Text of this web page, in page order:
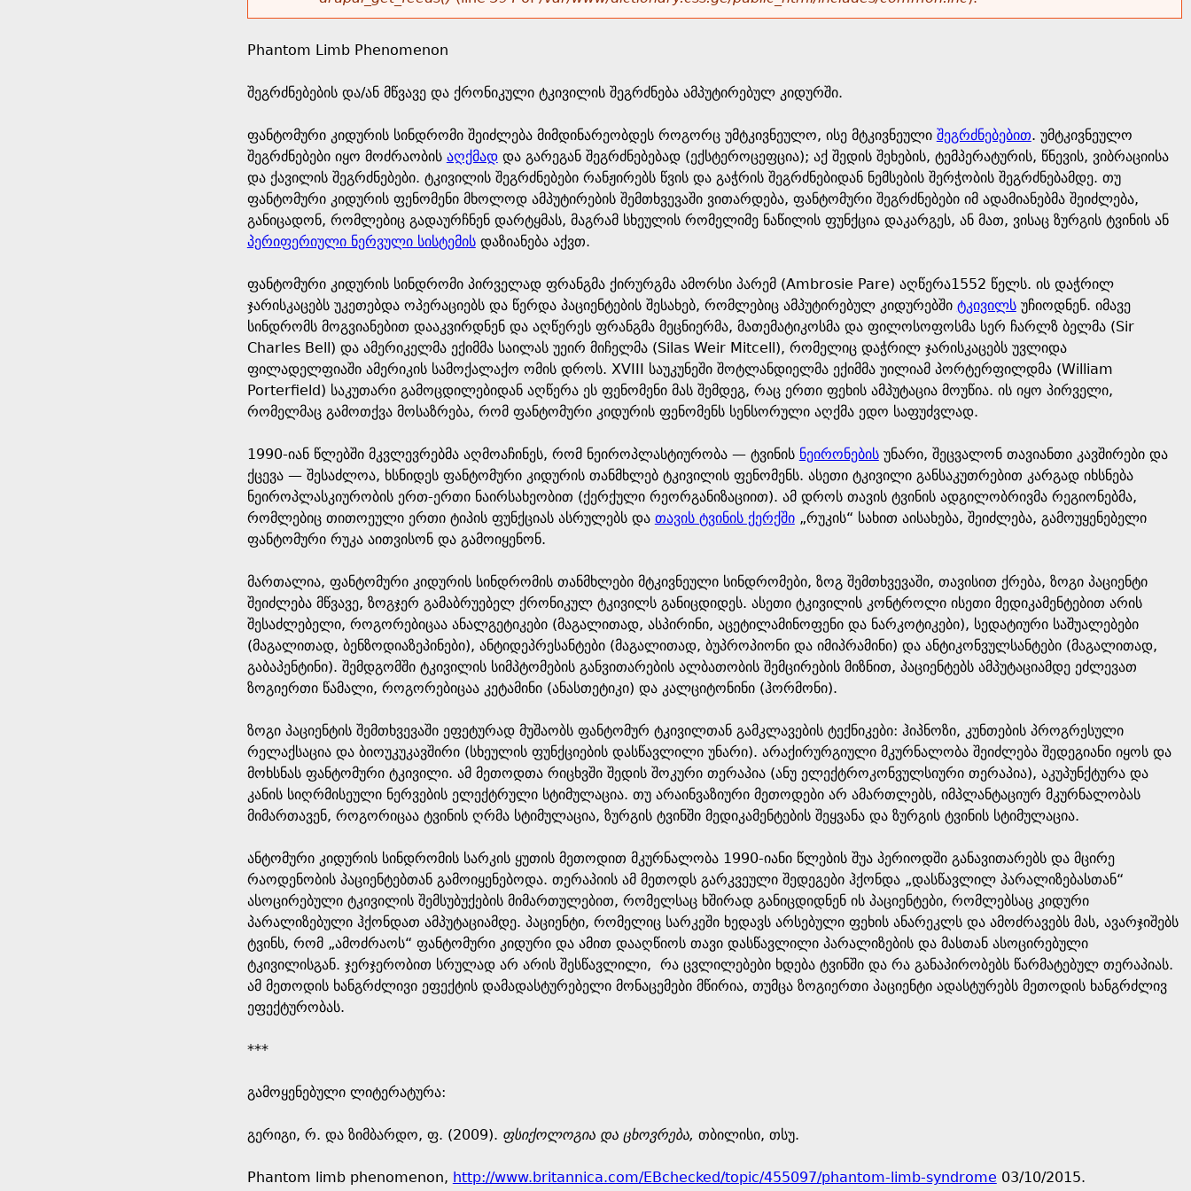
r
s
e
h
e
r
e
o
r
m
e
s
a
g
e
Phantom Limb Phenomenon
შეგრძნებების და/ან მწვავე და ქრონიკული ტკივილის შეგრძნება ამპუტირებულ კიდურში.
ფანტომური კიდურის სინდრომი შეიძლება მიმდინარეობდეს როგორც უმტკივნეულო, ისე მტკივნეული შეგრძნებებით. უმტკივნეულო
შეგრძნებები იყო მოძრაობის აღქმადდა გარეგან შეგრძნებებად (ექსტეროცეფცია); აქ შედის შეხების, ტემპერატურის, წნევის, ვიბრაციისა
და ქავილის შეგრძნებები. ტკივილის შეგრძნებები რანჟირებს წვის და გაჭრის შეგრძნებიდან ნემსების შერჭობის შეგრძნებამდე. თუ
ფანტომური კიდურის ფენომენი მხოლოდ ამპუტირების შემთხვევაში ვითარდება, ფანტომური შეგრძნებები იმ ადამიანებმა შეიძლება,
განიცადონ, რომლებიც გადაურჩნენ დარტყმას, მაგრამ სხეულის რომელიმე ნაწილის ფუნქცია დაკარგეს, ან მათ, ვისაც ზურგის ტვინის ან
პერიფერიული ნერვული სისტემისდაზიანება აქვთ.
ფანტომური კიდურის სინდრომი პირველად ფრანგმა ქირურგმა ამორსი პარემ (Ambrosie Pare) აღწერა1552 წელს. ის დაჭრილ
ჯარისკაცებს უკეთებდა ოპერაციებს და წერდა პაციენტების შესახებ, რომლებიც ამპუტირებულ კიდურებში ტკივილსუჩიოდნენ. იმავე
სინდრომს მოგვიანებით დააკვირდნენ და აღწერეს ფრანგმა მეცნიერმა, მათემატიკოსმა და ფილოსოფოსმა სერ ჩარლზ ბელმა (Sir
Charles Bell) და ამერიკელმა ექიმმა საილას უეირ მიჩელმა (Silas Weir Mitcell), რომელიც დაჭრილ ჯარისკაცებს უვლიდა
ფილადელფიაში ამერიკის სამოქალაქო ომის დროს. XVIII საუკუნეში შოტლანდიელმა ექიმმა უილიამ პორტერფილდმა (William
Porterfield) საკუთარი გამოცდილებიდან აღწერა ეს ფენომენი მას შემდეგ, რაც ერთი ფეხის ამპუტაცია მოუწია. ის იყო პირველი,
რომელმაც გამოთქვა მოსაზრება, რომ ფანტომური კიდურის ფენომენს სენსორული აღქმა ედო საფუძვლად.
1990-იან წლებში მკვლევრებმა აღმოაჩინეს, რომ ნეიროპლასტიურობა — ტვინის ნეირონებისუნარი, შეცვალონ თავიანთი კავშირები და
ქცევა — შესაძლოა, ხსნიდეს ფანტომური კიდურის თანმხლებ ტკივილის ფენომენს. ასეთი ტკივილი განსაკუთრებით კარგად იხსნება
ნეიროპლასკიურობის ერთ-ერთი ნაირსახეობით (ქერქული რეორგანიზაციით). ამ დროს თავის ტვინის ადგილობრივმა რეგიონებმა,
რომლებიც თითოეული ერთი ტიპის ფუნქციას ასრულებს და თავის ტვინის ქერქში„რუკის“ სახით აისახება, შეიძლება, გამოუყენებელი
ფანტომური რუკა აითვისონ და გამოიყენონ.
მართალია, ფანტომური კიდურის სინდრომის თანმხლები მტკივნეული სინდრომები, ზოგ შემთხვევაში, თავისით ქრება, ზოგი პაციენტი
შეიძლება მწვავე, ზოგჯერ გამაბრუებელ ქრონიკულ ტკივილს განიცდიდეს. ასეთი ტკივილის კონტროლი ისეთი მედიკამენტებით არის
შესაძლებელი, როგორებიცაა ანალგეტიკები (მაგალითად, ასპირინი, აცეტილამინოფენი და ნარკოტიკები), სედატიური საშუალებები
(მაგალითად, ბენზოდიაზეპინები), ანტიდეპრესანტები (მაგალითად, ბუპროპიონი და იმიპრამინი) და ანტიკონვულსანტები (მაგალითად,
გაბაპენტინი). შემდგომში ტკივილის სიმპტომების განვითარების ალბათობის შემცირების მიზნით, პაციენტებს ამპუტაციამდე ეძლევათ
ზოგიერთი წამალი, როგორებიცაა კეტამინი (ანასთეტიკი) და კალციტონინი (ჰორმონი).
ზოგი პაციენტის შემთხვევაში ეფეტურად მუშაობს ფანტომურ ტკივილთან გამკლავების ტექნიკები: ჰიპნოზი, კუნთების პროგრესული
რელაქსაცია და ბიოუკუკავშირი (სხეულის ფუნქციების დასწავლილი უნარი). არაქირურგიული მკურნალობა შეიძლება შედეგიანი იყოს და
მოხსნას ფანტომური ტკივილი. ამ მეთოდთა რიცხვში შედის შოკური თერაპია (ანუ ელექტროკონვულსიური თერაპია), აკუპუნქტურა და
კანის სიღრმისეული ნერვების ელექტრული სტიმულაცია. თუ არაინვაზიური მეთოდები არ ამართლებს, იმპლანტაციურ მკურნალობას
მიმართავენ, როგორიცაა ტვინის ღრმა სტიმულაცია, ზურგის ტვინში მედიკამენტების შეყვანა და ზურგის ტვინის სტიმულაცია.
ანტომური კიდურის სინდრომის სარკის ყუთის მეთოდით მკურნალობა 1990-იანი წლების შუა პერიოდში განავითარებს და მცირე
რაოდენობის პაციენტებთან გამოიყენებოდა. თერაპიის ამ მეთოდს გარკვეული შედეგები ჰქონდა „დასწავლილ პარალიზებასთან“
ასოცირებული ტკივილის შემსუბუქების მიმართულებით, რომელსაც ხშირად განიცდიდნენ ის პაციენტები, რომლებსაც კიდური
პარალიზებული ჰქონდათ ამპუტაციამდე. პაციენტი, რომელიც სარკეში ხედავს არსებული ფეხის ანარეკლს და ამოძრავებს მას, ავარჯიშებს
ტვინს, რომ „ამოძრაოს“ ფანტომური კიდური და ამით დააღწიოს თავი დასწავლილი პარალიზების და მასთან ასოცირებული
ტკივილისგან. ჯერჯერობით სრულად არ არის შესწავლილი, რა ცვლილებები ხდება ტვინში და რა განაპირობებს წარმატებულ თერაპიას.
ამ მეთოდის ხანგრძლივი ეფექტის დამადასტურებელი მონაცემები მწირია, თუმცა ზოგიერთი პაციენტი ადასტურებს მეთოდის ხანგრძლივ
ეფექტურობას.
***
გამოყენებული ლიტერატურა:
გერიგი, რ. და ზიმბარდო, ფ. (2009). ფსიქოლოგია და ცხოვრება, თბილისი, თსუ.
Phantom limb phenomenon, http://www.britannica.com/EBchecked/topic/455097/phantom-limb-syndrome 03/10/2015.